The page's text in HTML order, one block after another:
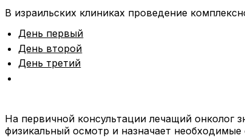
В израильских клиниках проведение
День первый
День второй
День третий
На первичной консультации лечащий онколог
физикальный осмотр и назначает необходимые